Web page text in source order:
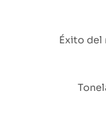
Éxito del